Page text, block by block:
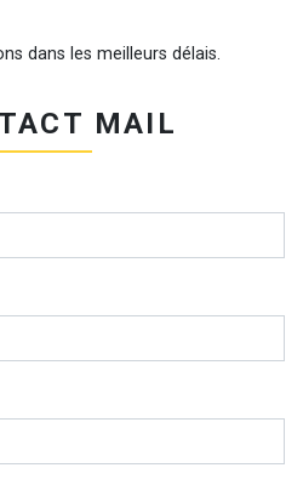
dans les meilleurs délais.
MAIL